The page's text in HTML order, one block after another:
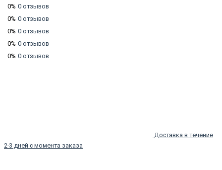
0% 0 отзывов
0% 0 отзывов
0% 0 отзывов
0% 0 отзывов
0% 0 отзывов
Доставка в течение
2-3 дней с момента заказа